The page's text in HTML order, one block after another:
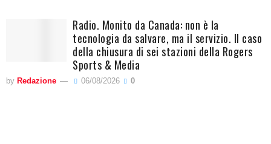
Radio. Monito da Canada: non è la
tecnologia da salvare, ma il servizio. Il caso
della chiusura di sei stazioni della Rogers
Sports & Media
by Redazione 06/08/2026 0